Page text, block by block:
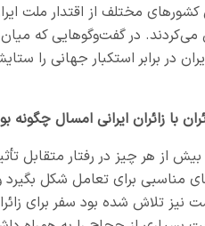
کشورهای مختلف از اقتدار ملت
در گفت‌وگوهایی که میان
در برابر استکبار جهانی را
با زائران ایرانی امسال چگونه
از هر چیز در رفتار متقابل
مناسبی برای تعامل شکل بگیرد
تلاش شده بود سفر برای